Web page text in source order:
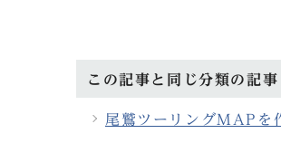
この記事と同じ分類の記事
尾鷲ツーリングMAPを